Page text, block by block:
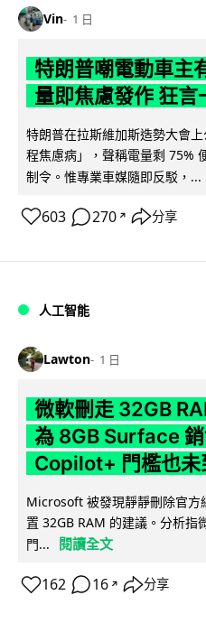
Vin 1 日
特朗普嘲電動車主
量即焦慮發作 狂
特朗普在拉斯維加斯造勢大會
程焦慮病」，聲稱電量剩 75%
制令。惟專業車媒隨即反駁，...
603 270 ↗ 分享
人工智能
Lawton 1 日
微軟刪走 32GB
為 8GB Surface
Copilot+ 門檻也未
Microsoft 被發現靜靜刪除官方
置 32GB RAM 的建議。分析指
門...
閱讀全文
162 16 ↗ 分享